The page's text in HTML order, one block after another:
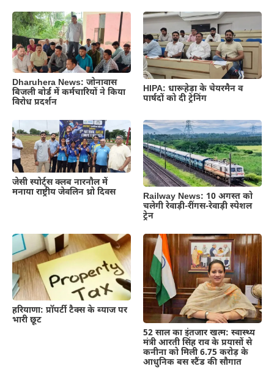
Dharuhera News: जोनावास
बिजली बोर्ड में कर्मचारियों ने किया
विरोध प्रदर्शन
HIPA: धारूहेड़ा के चेयरमैन व
पार्षदों को दी ट्रेनिंग
जेसी स्पोर्ट्स क्लब नारनौल में
मनाया राष्ट्रीय जेवलिन थ्रो दिवस
Railway News: 10 अगस्त को
चलेगी रेवाड़ी-रींगस-रेवाड़ी स्पेशल
ट्रेन
हरियाणा: प्रॉपर्टी टैक्स के ब्याज पर
भारी छूट
52 साल का इंतजार खत्म: स्वास्थ्य
मंत्री आरती सिंह राव के प्रयासों से
कनीना को मिली 6.75 करोड़ के
आधुनिक बस स्टैंड की सौगात